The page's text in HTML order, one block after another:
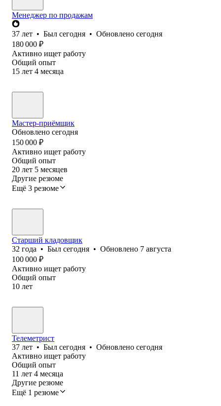
Менеджер по продажам
37 лет • Был сегодня • Обновлено сегодня
180 000 ₽
Активно ищет работу
Общий опыт
15 лет 4 месяца
Мастер-приёмщик
Обновлено сегодня
150 000 ₽
Активно ищет работу
Общий опыт
20 лет 5 месяцев
Другие резюме
Ещё 3 резюме
Старший кладовщик
32 года • Был сегодня • Обновлено 7 августа
100 000 ₽
Активно ищет работу
Общий опыт
10 лет
Телеметрист
37 лет • Был сегодня • Обновлено сегодня
Активно ищет работу
Общий опыт
11 лет 4 месяца
Другие резюме
Ещё 1 резюме